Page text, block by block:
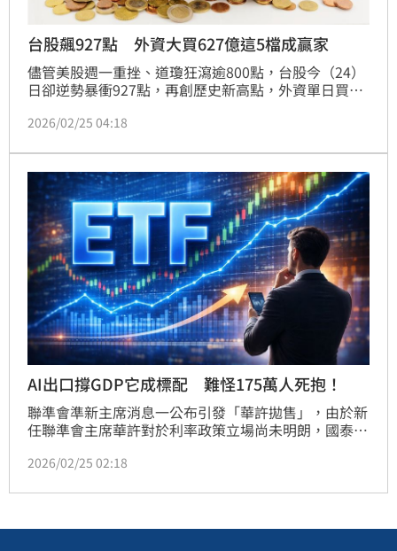
台股飆927點 外資大買627億這5檔成贏家
儘管美股週一重挫、道瓊狂瀉逾800點，台股今（24）
日卻逆勢暴衝927點，再創歷史新高點，外資單日買超
流，盤面多頭氣勢強勁。
2026/02/25 04:18
AI出口撐GDP它成標配 難怪175萬人死抱！
聯準會準新主席消息一公布引發「華許拋售」，由於新
任聯準會主席華許對於利率政策立場尚未明朗，國泰投
達12.7％，且AI科技出口動能可望支撐2026年台灣GDP
應更注重「風險分散」，對於擔憂盤勢波動、又不想錯
泰永續高股息(00878)，無疑是資產配置好選擇，投資
2026/02/25 02:18